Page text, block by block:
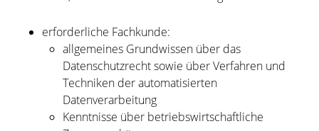
erforderliche Fachkunde:
allgemeines Grundwissen über das
Datenschutzrecht sowie über Verfahren und
Techniken der automatisierten
Datenverarbeitung
Kenntnisse über betriebswirtschaftliche